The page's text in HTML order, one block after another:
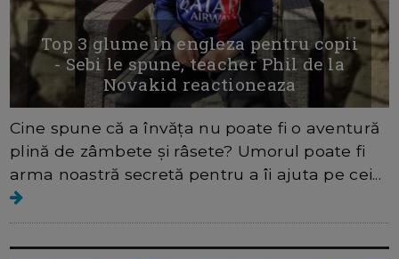
Top 3 glume in engleza pentru copii
- Sebi le spune, teacher Phil de la
Novakid reactioneaza
Cine spune că a învăța nu poate fi o aventură
plină de zâmbete și râsete? Umorul poate fi
arma noastră secretă pentru a îi ajuta pe cei...